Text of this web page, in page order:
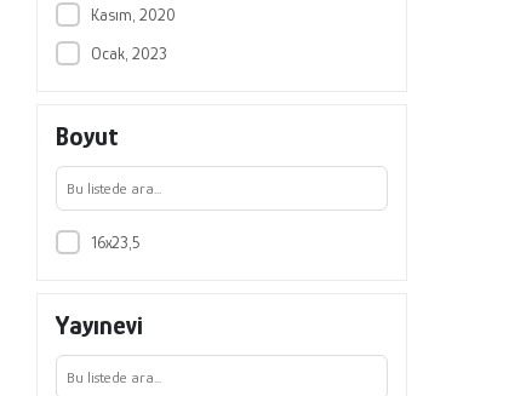
Kasım, 2020
Ocak, 2023
Boyut
16x23,5
Yayınevi